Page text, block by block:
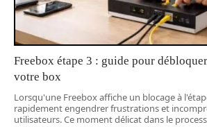
Freebox étape 3 : guide pour
votre box
Lorsqu'une Freebox affiche un blocage à
rapidement engendrer frustrations et
utilisateurs. Ce moment délicat dans le